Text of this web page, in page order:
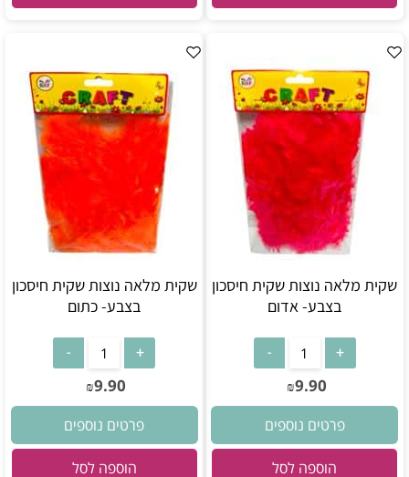
שקית מלאה נוצות שקית חיסכון
בצבע- אדום
₪9.90
פרטים נוספים
הוספה לסל
שקית מלאה נוצות שקית חיסכון
בצבע- כתום
₪9.90
פרטים נוספים
הוספה לסל